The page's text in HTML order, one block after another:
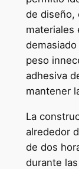
de diseño,
materiales
peso
adhesiva
mantener
La
alrededor
de dos
durante